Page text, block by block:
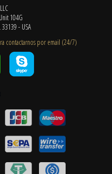
104G
33139 - USA
contactarnos por email ​(24/7)